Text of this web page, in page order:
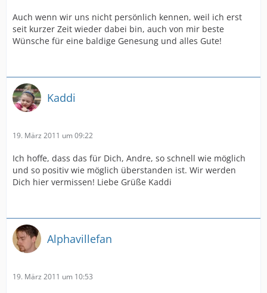
Auch wenn wir uns nicht persönlich kennen, weil ich erst
seit kurzer Zeit wieder dabei bin, auch von mir beste
Wünsche für eine baldige Genesung und alles Gute!
Kaddi
19. März 2011 um 09:22
Ich hoffe, dass das für Dich, Andre, so schnell wie möglich
und so positiv wie möglich überstanden ist. Wir werden
Dich hier vermissen! Liebe Grüße Kaddi
Alphavillefan
19. März 2011 um 10:53